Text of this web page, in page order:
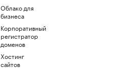
Облако для
бизнеса
Корпоративный
регистратор
доменов
Хостинг
сайтов